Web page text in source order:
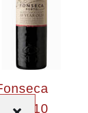
Porto 10